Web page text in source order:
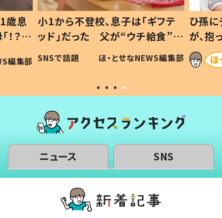
歳息
？」
編集部
小1から不登校、息子は「ギフテ
ッド」だった 父が“ウチ給食”を
作り続ける理由とは #令和の親
#令和の子
SNSで話題 ほ・とせなNEWS編集部
ひ孫
が、
「涙が
い」
ニュース SNS